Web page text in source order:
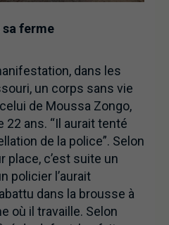
sa ferme
dans les
un corps sans vie
de Moussa Zongo,
22 ans. “Il aurait tenté
de la police”. Selon
c’est suite un
policier l’aurait
dans la brousse à
où il travaille. Selon